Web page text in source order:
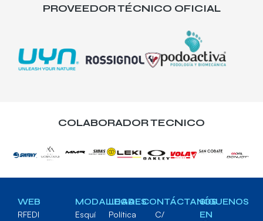
PROVEEDOR TÉCNICO OFICIAL
COLABORADOR TECNICO
WEB
RFEDI
MODALIDADES
Esquí
LEGAL
Política
CONTÁCTANOS
C/
SÍGUENOS
EN